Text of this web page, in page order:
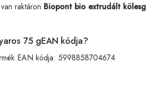
raktáron Biopont bio extrudált
75 gEAN kódja?
EAN kódja: 5998858704674